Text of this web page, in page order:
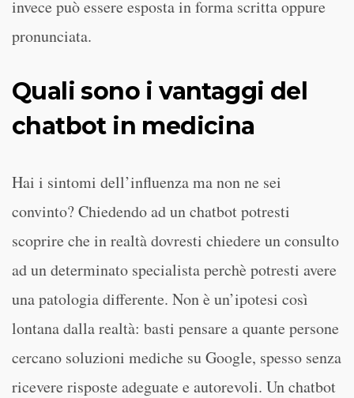
invece può essere esposta in forma scritta oppure
pronunciata.
Quali sono i vantaggi del
chatbot in medicina
Hai i sintomi dell’influenza ma non ne sei
convinto? Chiedendo ad un chatbot potresti
scoprire che in realtà dovresti chiedere un consulto
ad un determinato specialista perchè potresti avere
una patologia differente. Non è un’ipotesi così
lontana dalla realtà: basti pensare a quante persone
cercano soluzioni mediche su Google, spesso senza
ricevere risposte adeguate e autorevoli. Un chatbot